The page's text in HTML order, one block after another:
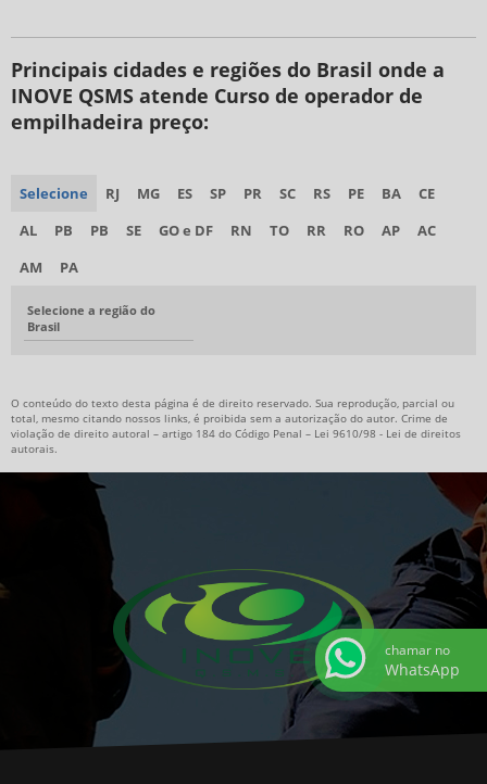
Principais cidades e regiões do Brasil onde a
INOVE QSMS atende Curso de operador de
empilhadeira preço:
Selecione RJ MG ES SP PR SC RS PE BA
CE
AL
PB PB SE GO e DF RN TO RR RO AP
AC
AM
PA
Selecione a região do
Brasil
O conteúdo do texto desta página é de direito reservado. Sua reprodução, parcial ou
total, mesmo citando nossos links, é proibida sem a autorização do autor. Crime de
violação de direito autoral – artigo 184 do Código Penal – Lei 9610/98 - Lei de direitos
autorais.
chamar no
WhatsApp